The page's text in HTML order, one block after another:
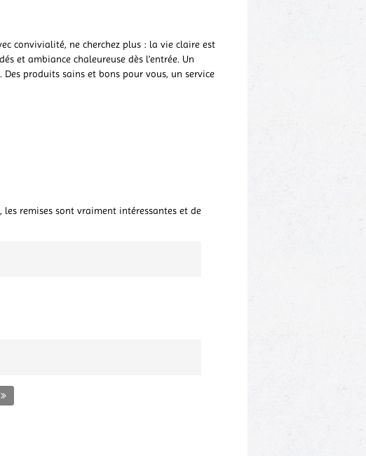
convivialité, ne cherchez plus : la vie claire est
et ambiance chaleureuse dès l’entrée. Un
produits sains et bons pour vous, un service
remises sont vraiment intéressantes et de